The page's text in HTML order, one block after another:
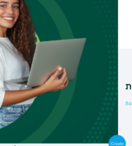
מידע וסיוע
אינ-בר מידע אישי
פנייה למנהל האתר